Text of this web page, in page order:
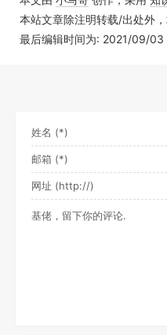
本站文章除注明转载/出处外，均
最后编辑时间为: 2021/09/